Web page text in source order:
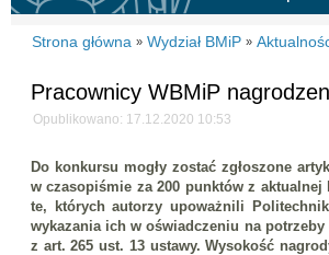
Strona główna » Wydział BMiP »
Pracownicy WBMiP
Opublikowano: 17.12.2020 10:53
Do konkursu mogły zostać zgłoszone
w czasopiśmie za 200 punktów z aktualnej
te, których autorzy upoważnili
wykazania ich w oświadczeniu na
z art. 265 ust. 13 ustawy. Wysokość